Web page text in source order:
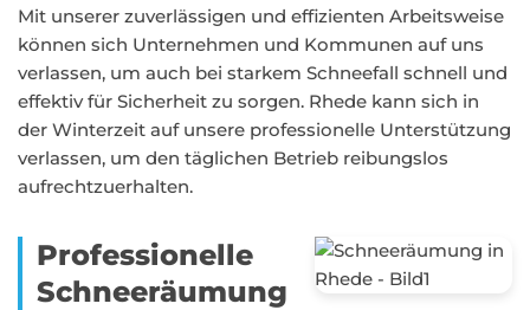
Mit unserer zuverlässigen und effizienten Arbeitsweise
können sich Unternehmen und Kommunen auf uns
verlassen, um auch bei starkem Schneefall schnell und
effektiv für Sicherheit zu sorgen. Rhede kann sich in
der Winterzeit auf unsere professionelle Unterstützung
verlassen, um den täglichen Betrieb reibungslos
aufrechtzuerhalten.
Professionelle
Schneeräumung